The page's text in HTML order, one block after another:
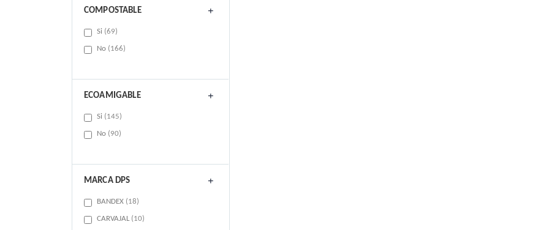
COMPOSTABLE
Si 69items
No 166items
ECOAMIGABLE
Si 145items
No 90items
MARCA DPS
BANDEX 18items
CARVAJAL 10items